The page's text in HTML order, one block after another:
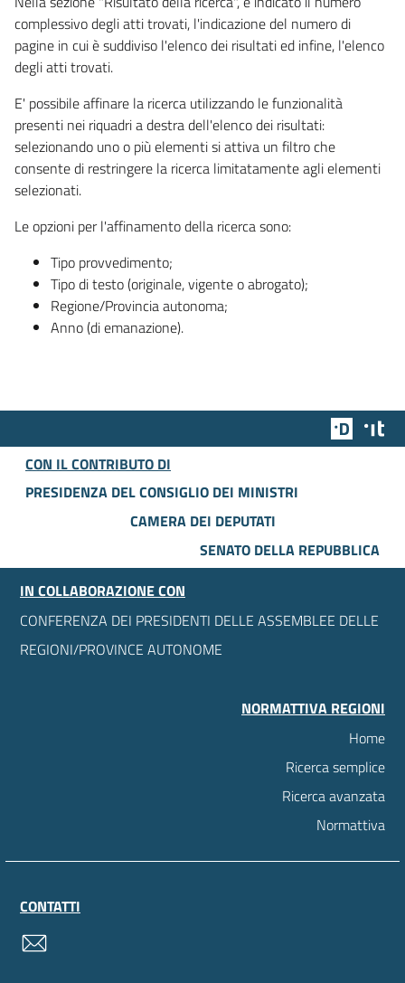
complessivo degli atti trovati, l'indicazione del numero di
pagine in cui è suddiviso l'elenco dei risultati ed infine, l'elenco
degli atti trovati.
E' possibile affinare la ricerca utilizzando le funzionalità
presenti nei riquadri a destra dell'elenco dei risultati:
selezionando uno o più elementi si attiva un filtro che
consente di restringere la ricerca limitatamente agli elementi
selezionati.
Le opzioni per l'affinamento della ricerca sono:
Tipo provvedimento;
Tipo di testo (originale, vigente o abrogato);
Regione/Provincia autonoma;
Anno (di emanazione).
Team
CON IL CONTRIBUTO DI
PRESIDENZA DEL CONSIGLIO DEI MINISTRI
CAMERA DEI DEPUTATI
SENATO DELLA REPUBBLICA
IN COLLABORAZIONE CON
CONFERENZA DEI PRESIDENTI DELLE ASSEMBLEE DELLE
REGIONI/PROVINCE AUTONOME
NORMATTIVA REGIONI
Home
Ricerca semplice
Ricerca avanzata
Normattiva
CONTATTI